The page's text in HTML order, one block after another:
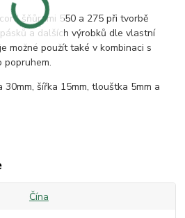
šňůrami 550 a 275 při tvorbě
a dalších výrobků dle vlastní
možné použít také v kombinaci s
popruhem.
šířka 15mm, tlouštka 5mm a
Čína